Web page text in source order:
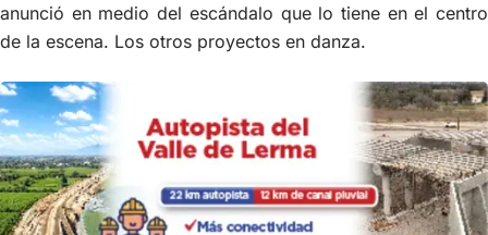
anunció en medio del escándalo que lo tiene en el centro
de la escena. Los otros proyectos en danza.